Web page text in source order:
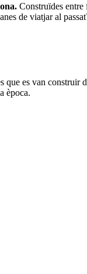
Construïdes
de viatjar al
que es van
època.